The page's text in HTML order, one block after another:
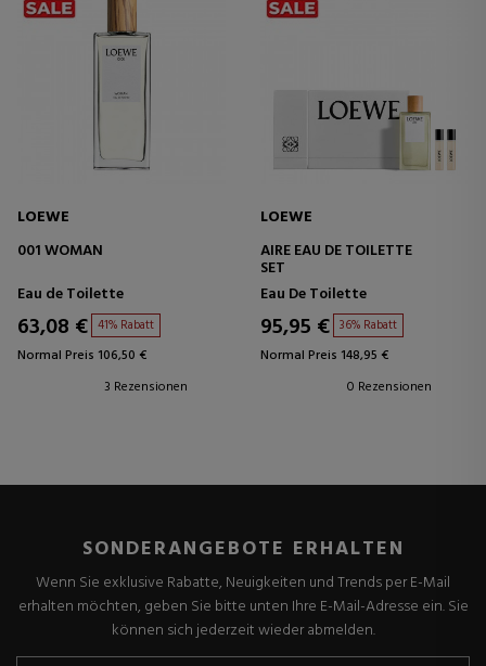
LOEWE
001 WOMAN
Eau de Toilette
63,08 € 41% Rabatt
Normal Preis 106,50 €
3 Rezensionen
LOEWE
AIRE EAU DE TOILETTE
SET
Eau De Toilette
95,95 € 36% Rabatt
Normal Preis 148,95 €
0 Rezensionen
SONDERANGEBOTE ERHALTEN
Wenn Sie exklusive Rabatte, Neuigkeiten und Trends per E-Mail
erhalten möchten, geben Sie bitte unten Ihre E-Mail-Adresse ein. Sie
können sich jederzeit wieder abmelden.